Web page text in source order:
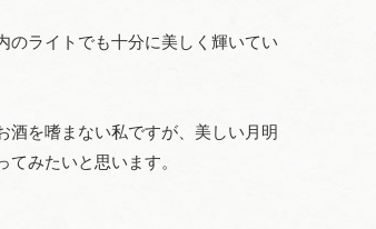
ライトでも十分に美しく輝いてい
酒を嗜まない私ですが、美しい月明
みたいと思います。